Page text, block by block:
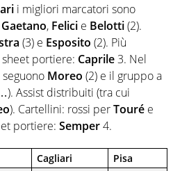
i migliori marcatori sono
Gaetano, Felici e Belotti(2).
(3) e Esposito (2). Più
sheet portiere: Caprile3. Nel
seguono Moreo (2) e il gruppo a
Assist distribuiti (tra cui
). Cartellini: rossi perTouré e
portiere: Semper4.
Cagliari
Pisa